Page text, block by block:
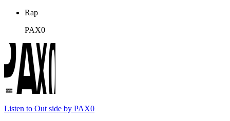
Rap
PAX0
Listen to Out side by PAX0